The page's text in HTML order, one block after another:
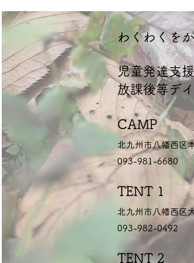
​児童発達支援
放課後等デ
CAMP
北九州市八幡西区
093-981-6680
わくわくを
TENT 1
北九州市八幡西区
093-982-0492
TENT 2